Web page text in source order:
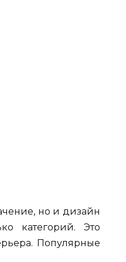
но и дизайн
категорий. Это
Популярные